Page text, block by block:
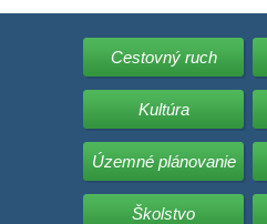
Cestovný ruch
Kultúra
Územné plánovanie
Školstvo